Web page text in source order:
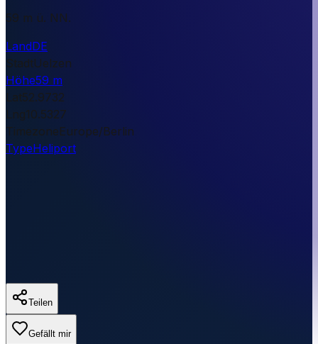
59 m ü. NN.
LandDE
StadtUelzen
Höhe59 m
Lat52.9732
Lng10.5327
TimezoneEurope/Berlin
TypeHeliport
Teilen
Gefällt mir